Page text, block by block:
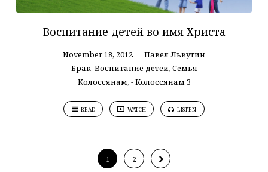
Воспитание детей во имя Христа
November 18, 2012
Павел Львутин
Брак, Воспитание детей, Семья
Колоссянам, - Колоссянам 3
READ WATCH LISTEN
1 2